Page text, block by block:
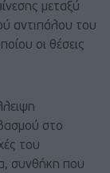
μεταξύ
αντιπάλου του
οι θέσεις
στο
του
συνθήκη που